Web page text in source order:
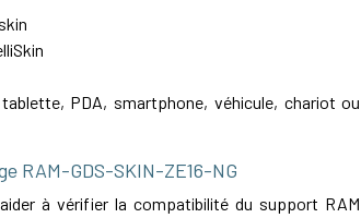
PDA, smartphone, véhicule, chariot ou
RAM-GDS-SKIN-ZE16-NG
à vérifier la compatibilité du support RAM